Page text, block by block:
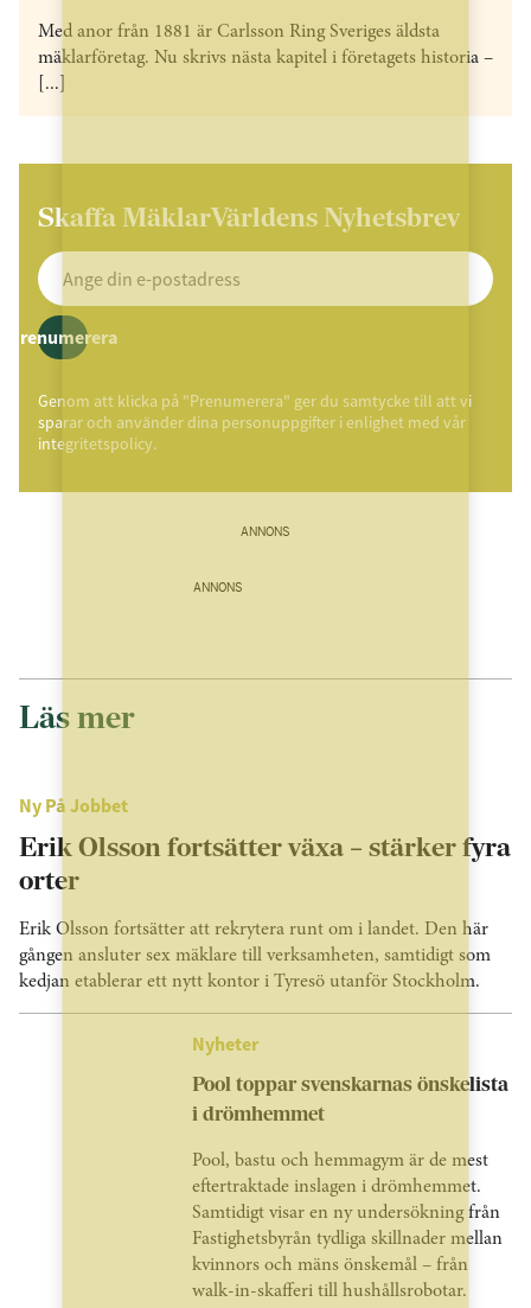
Med anor från 1881 är Carlsson Ring Sveriges äldsta
mäklarföretag. Nu skrivs nästa kapitel i företagets historia –
[...]
Skaffa MäklarVärldens Nyhetsbrev
Prenumerera
Genom att klicka på "Prenumerera" ger du samtycke till att vi
sparar och använder dina personuppgifter i enlighet med vår
integritetspolicy.
ANNONS
ANNONS
Läs mer
Ny På Jobbet
Erik Olsson fortsätter växa – stärker fyra
orter
Erik Olsson fortsätter att rekrytera runt om i landet. Den här
gången ansluter sex mäklare till verksamheten, samtidigt som
kedjan etablerar ett nytt kontor i Tyresö utanför Stockholm.
Nyheter
Pool toppar svenskarnas önskelista
i drömhemmet
Pool, bastu och hemmagym är de mest
eftertraktade inslagen i drömhemmet.
Samtidigt visar en ny undersökning från
Fastighetsbyrån tydliga skillnader mellan
kvinnors och mäns önskemål – från
walk-in-skafferi till hushållsrobotar.